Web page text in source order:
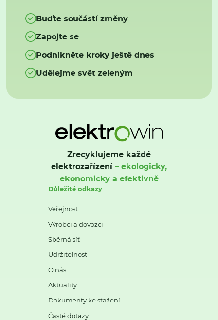
Buďte součástí změny
Zapojte se
Podnikněte kroky ještě dnes
Udělejme svět zeleným
Zrecyklujeme každé
elektrozařízení– ekologicky,
ekonomicky a efektivně
Důležité odkazy
Veřejnost
Výrobci a dovozci
Sběrná síť
Udržitelnost
O nás
Aktuality
Dokumenty ke stažení
Časté dotazy